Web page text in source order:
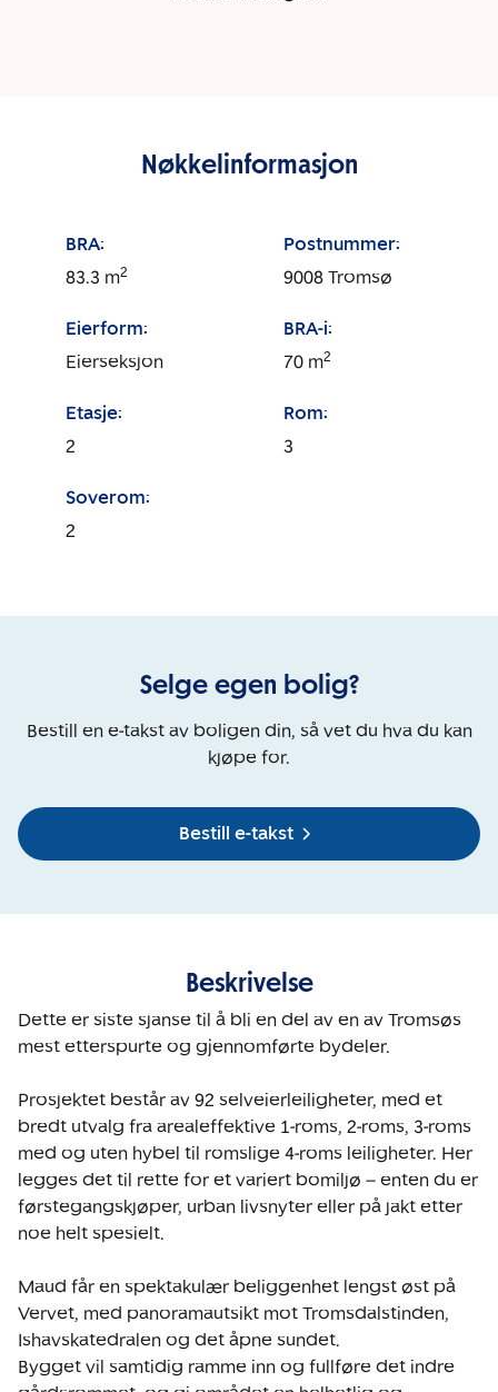
Nøkkelinformasjon
BRA:
83.3 m2
Postnummer:
9008 Tromsø
Eierform:
Eierseksjon
BRA-i:
70 m2
Etasje:
2
Rom:
3
Soverom:
2
Selge egen bolig?
Bestill en e-takst av boligen din, så vet du hva du kan
kjøpe for.
Bestill e-takst
Beskrivelse
Dette er siste sjanse til å bli en del av en av Tromsøs
mest etterspurte og gjennomførte bydeler.
Prosjektet består av 92 selveierleiligheter, med et
bredt utvalg fra arealeffektive 1-roms, 2-roms, 3-roms
med og uten hybel til romslige 4-roms leiligheter. Her
legges det til rette for et variert bomiljø – enten du er
førstegangskjøper, urban livsnyter eller på jakt etter
noe helt spesielt.
Maud får en spektakulær beliggenhet lengst øst på
Vervet, med panoramautsikt mot Tromsdalstinden,
Ishavskatedralen og det åpne sundet.
Bygget vil samtidig ramme inn og fullføre det indre